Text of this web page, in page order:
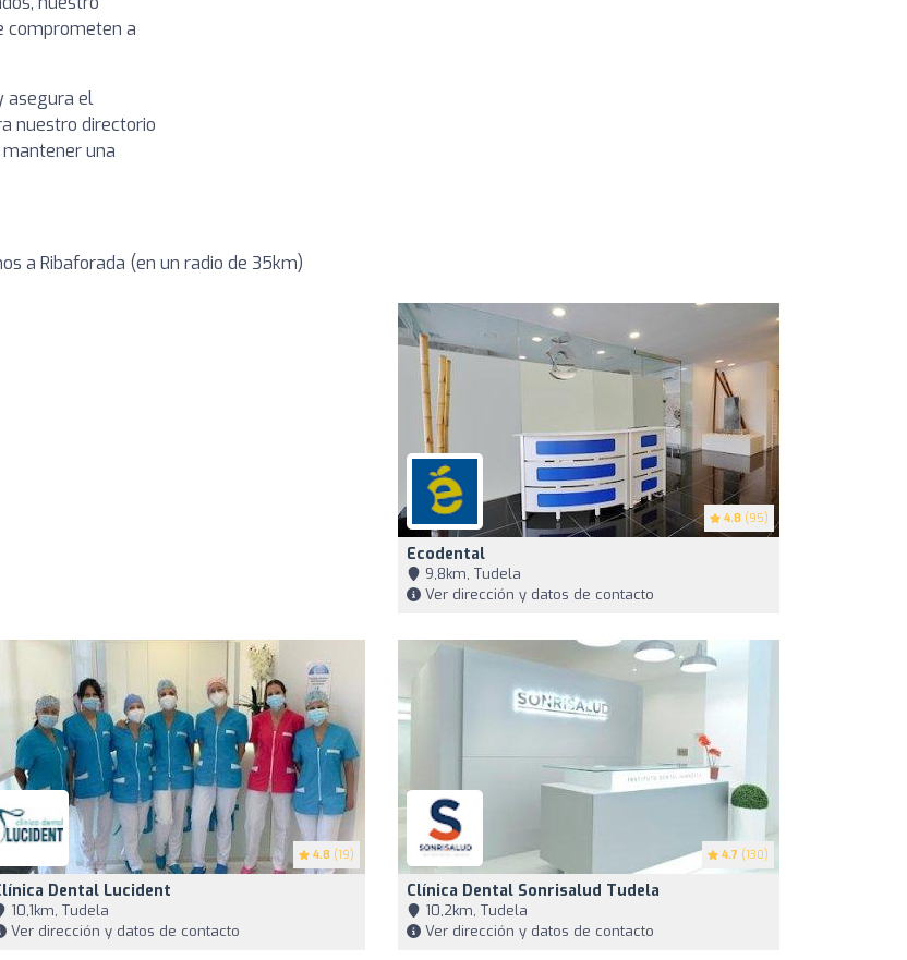
comprometen a
asegura el
nuestro directorio
una
a Ribaforada (en un radio de 35km)
4.8 (95)
Ecodental
9,8km, Tudela
Ver dirección y datos de contacto
4.8 (19)
Dental Lucident
10,1km, Tudela
Ver dirección y datos de contacto
4.7 (130)
Clínica Dental Sonrisalud Tudela
10,2km, Tudela
Ver dirección y datos de contacto